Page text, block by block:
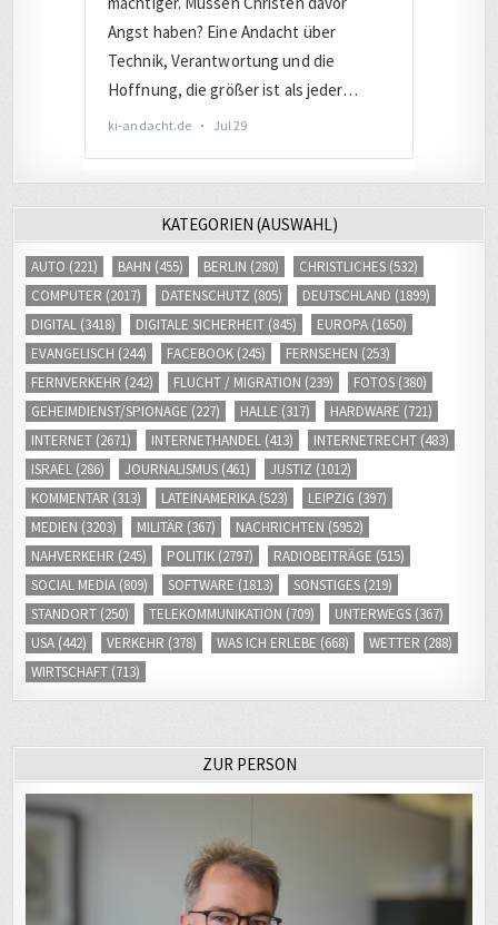
KATEGORIEN (AUSWAHL)
AUTO (221) BAHN (455) BERLIN (280) CHRISTLICHES (532)
COMPUTER (2017) DATENSCHUTZ (805) DEUTSCHLAND (1899)
DIGITAL (3418) DIGITALE SICHERHEIT (845) EUROPA (1650)
EVANGELISCH (244) FACEBOOK (245) FERNSEHEN (253)
FERNVERKEHR (242) FLUCHT / MIGRATION (239) FOTOS (380)
GEHEIMDIENST/SPIONAGE (227) HALLE (317) HARDWARE (721)
INTERNET (2671) INTERNETHANDEL (413) INTERNETRECHT (483)
ISRAEL (286) JOURNALISMUS (461) JUSTIZ (1012)
KOMMENTAR (313) LATEINAMERIKA (523) LEIPZIG (397)
MEDIEN (3203) MILITÄR (367) NACHRICHTEN (5952)
NAHVERKEHR (245) POLITIK (2797) RADIOBEITRÄGE (515)
SOCIAL MEDIA (809) SOFTWARE (1813) SONSTIGES (219)
STANDORT (250) TELEKOMMUNIKATION (709) UNTERWEGS (367)
USA (442) VERKEHR (378) WAS ICH ERLEBE (668) WETTER (288)
WIRTSCHAFT (713)
ZUR PERSON